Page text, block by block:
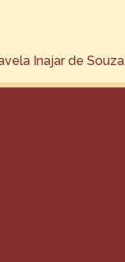
Inajar de